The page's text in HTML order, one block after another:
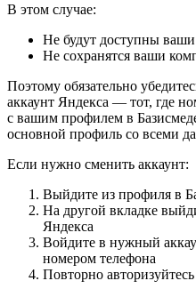
В этом случае:
Не будут доступны
Не сохранятся ваши
Поэтому обязательно
аккаунт Яндекса — тот, где
с вашим профилем в
основной профиль со всеми
Если нужно сменить аккаунт:
Выйдите из профиля в
На другой вкладке
Яндекса
Войдите в нужный
номером телефона
Повторно